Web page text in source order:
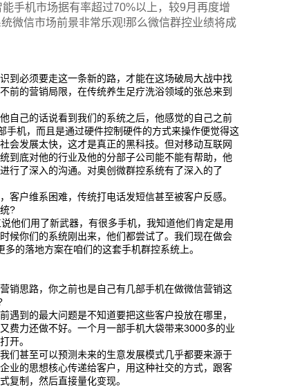
手机市场据有率超过70%以上，较9月再度增
微信市场前景非常乐观!那么微信群控业绩将成
到必须要走这一条新的路，才能在这场破局大战中找
前的营销局限，在传统养生足疗洗浴领域的张总来到
自己的话说看到我们的系统之后，他感觉的自己之前
机，而且是通过硬件控制硬件的方式来操作便觉得这
会发展太快，这才是真正的黑科技。但对移动互联网
到底对他的行业及他的分部子公司能不能有帮助，他
行了深入的沟通。对奥创微群控系统有了深入的了
客户维系困难，传统打电话发短信甚至被客户反感。
?
他们用了新武器，有很多手机，我知道他们肯定是用
候你们的系统刚出来，他们都尝试了。我们现在做会
的落地方案在咱们的这套手机群控系统上。
销思路，你之前也是自己有几部手机在做微信营销这
到的最大问题是不知道要把这些客户投放在哪里，
费力还做不好。一个月一部手机大袋带来3000多的业
开。
们甚至可以预测未来的生意发展模式几乎都要来源于
业的思想核心传递给客户，用这种社交的方式，跟客
复制，然后直接量化变现。